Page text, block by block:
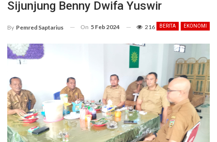
Sijunjung Benny Dwifa Yuswir
BERITA EKONOMI
By Pemred Saptarius On 5 Feb 2024 216